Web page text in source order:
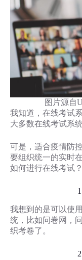
图片源自
我知道，在线考试
大多数在线考试系
可是，适合疫情防
要组织统一的实时
如何进行在线考试？
我想到的是可以使
统，比如问卷网，
织考卷了。